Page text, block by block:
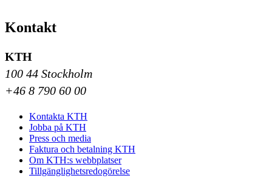
Kontakt
KTH
100 44 Stockholm
+46 8 790 60 00
Kontakta KTH
Jobba på KTH
Press och media
Faktura och betalning KTH
Om KTH:s webbplatser
Tillgänglighetsredogörelse